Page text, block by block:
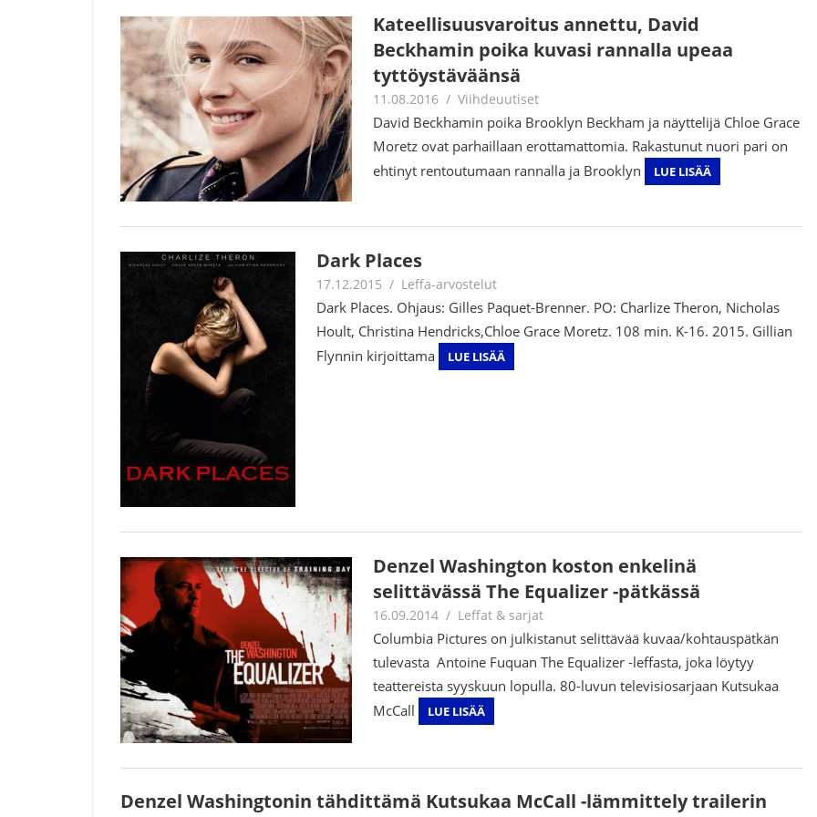
Kateellisuusvaroitus annettu, David
Beckhamin poika kuvasi rannalla upeaa
tyttöystäväänsä
11.08.2016 Juha Kaunisto
Viihdeuutiset
David Beckhamin poika Brooklyn Beckham ja näyttelijä Chloe Grace
Moretz ovat parhaillaan erottamattomia. Rakastunut nuori pari on
ehtinyt rentoutumaan rannalla ja Brooklyn
LUE LISÄÄ
Dark Places
17.12.2015 Jouni Hirn
Leffa-arvostelut
Dark Places. Ohjaus: Gilles Paquet-Brenner. PO: Charlize Theron, Nicholas
Hoult, Christina Hendricks,Chloe Grace Moretz. 108 min. K-16. 2015. Gillian
Flynnin kirjoittama
LUE LISÄÄ
Denzel Washington koston enkelinä
selittävässä The Equalizer -pätkässä
16.09.2014 mestanet
Leffat & sarjat
Columbia Pictures on julkistanut selittävää kuvaa/kohtauspätkän
tulevasta Antoine Fuquan The Equalizer -leffasta, joka löytyy
teattereista syyskuun lopulla. 80-luvun televisiosarjaan Kutsukaa
McCall
LUE LISÄÄ
Denzel Washingtonin tähdittämä Kutsukaa McCall -lämmittely trailerin